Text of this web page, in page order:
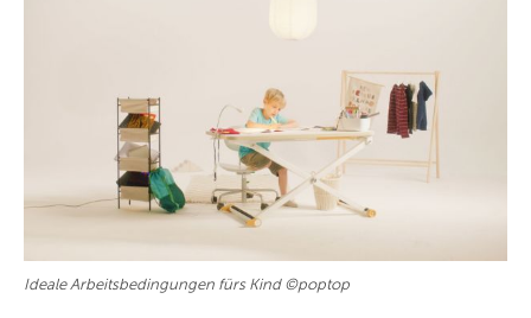
Ideale Arbeitsbedingungen fürs Kind ©poptop